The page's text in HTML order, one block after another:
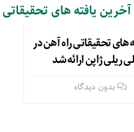
یافته های تحقیقاتی
های تحقیقاتی راه آهن در
ریلی ژاپن ارائه شد
بدون دیدگاه